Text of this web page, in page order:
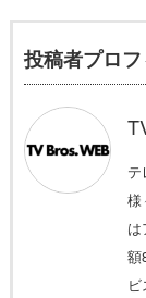
投稿者プロ
テ
様
は
額
ビ